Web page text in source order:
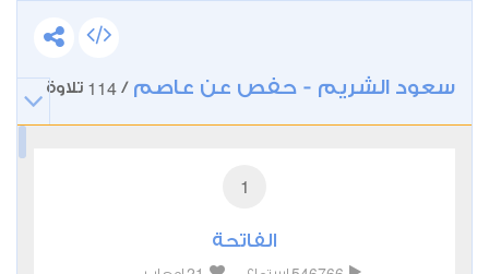
سعود الشريم - حفص عن عاصم /
114 تلاوة
1
الفاتحة